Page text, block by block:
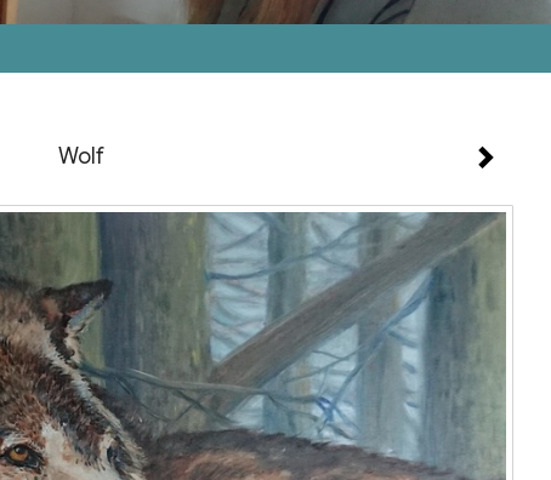
Wolf